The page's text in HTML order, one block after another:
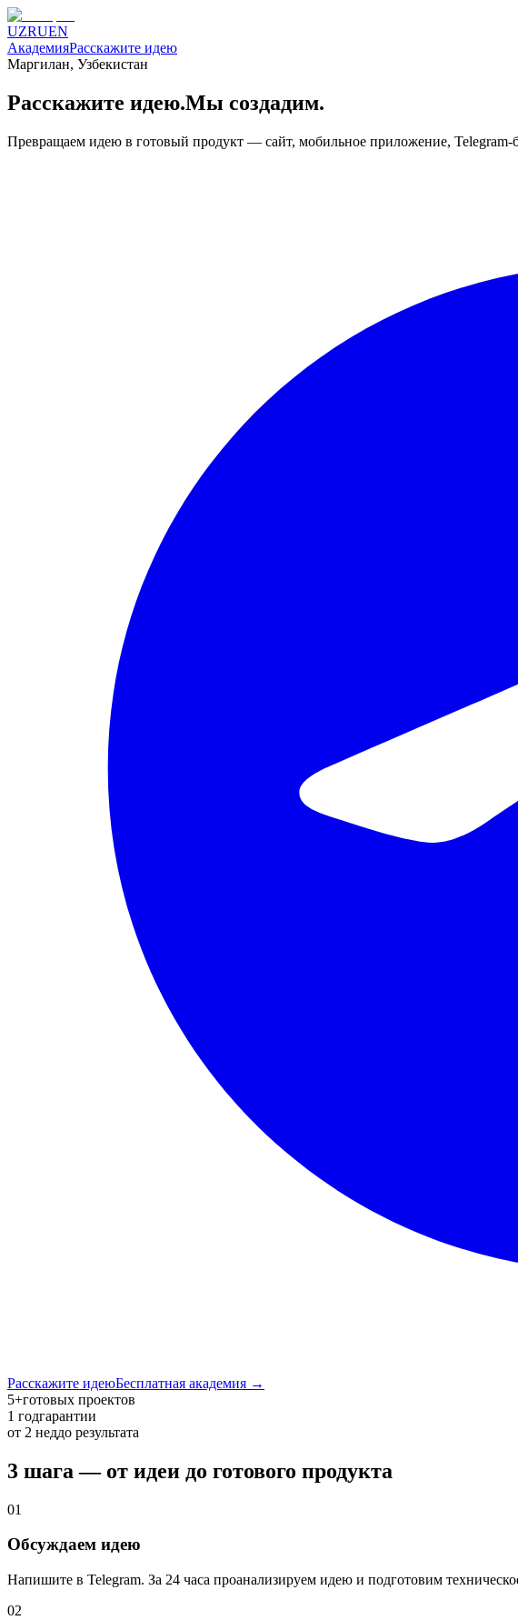
UZRUEN
АкадемияРасскажите идею
Маргилан, Узбекистан
Расскажите идею.Мы создадим.
Превращаем идею в готовый продукт — сайт, мобильное приложение, Telegram-
Расскажите идеюБесплатная академия →
5+готовых проектов
1 годгарантии
от 2 неддо результата
3 шага — от идеи до готового продукта
01
Обсуждаем идею
Напишите в Telegram. За 24 часа проанализируем идею и подготовим
02